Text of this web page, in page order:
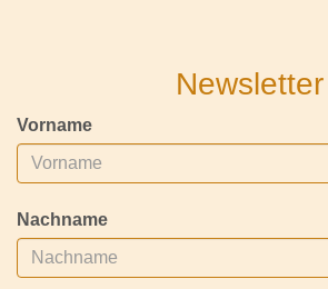
Newsletter
Vorname
Nachname